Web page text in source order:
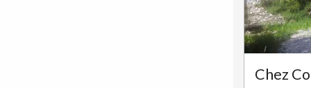
Chez